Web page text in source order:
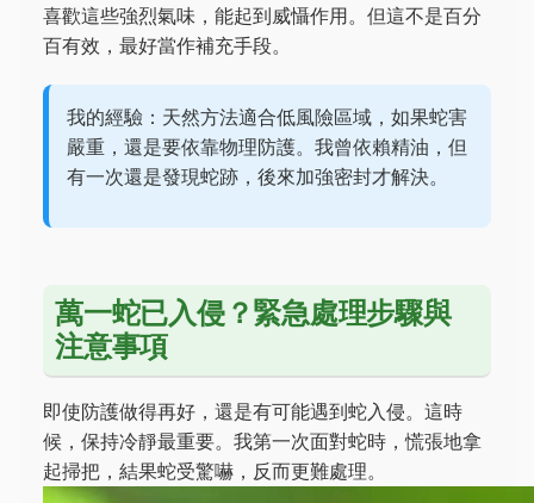
喜歡這些強烈氣味，能起到威懾作用。但這不是百分
百有效，最好當作補充手段。
我的經驗：天然方法適合低風險區域，如果蛇害
嚴重，還是要依靠物理防護。我曾依賴精油，但
有一次還是發現蛇跡，後來加強密封才解決。
萬一蛇已入侵？緊急處理步驟與
注意事項
即使防護做得再好，還是有可能遇到蛇入侵。這時
候，保持冷靜最重要。我第一次面對蛇時，慌張地拿
起掃把，結果蛇受驚嚇，反而更難處理。